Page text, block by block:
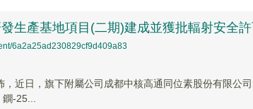
生產基地項目(二期)建成並獲批輻射安全
6a2a25ad230829cf9d409a83
，近日，旗下附屬公司成都中核高通同位素股份有限公
-25...